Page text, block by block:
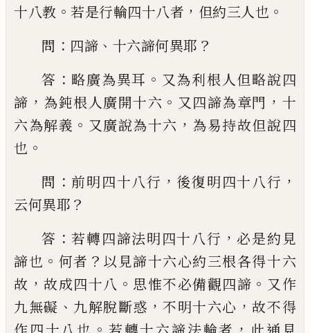
十八教 。 若是行輪四十八者 ， 但約三人也 。
問 ： 四諦 、 十六諦何異耶 ？
答 ： 略廣為異耳 。 又為利根人但略說四
諦 ， 為鈍根人廣開十六 。 又四諦為章門 ， 十
六為解義 。 又廣說為十六 ， 為易持故但說四
也 。
問 ：前明四十八行 ， 後復明四十八行 ，
云何異耶 ？
答 ：若轉四諦法明四十八行 ， 必是約見
諦也 。 何者 ？ 以見諦十六心約三根各得十六
故 ，故成四十八 。 思惟不必備觀四諦 。 又作
九無礙 、 九解脫斷惑 ，不明十六心 ，故不得